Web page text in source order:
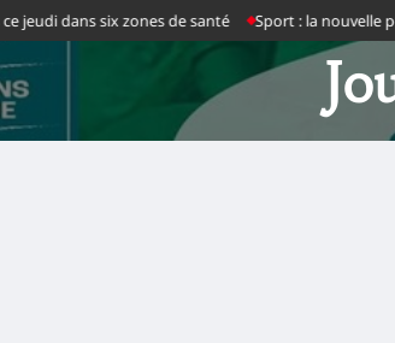
dans six zones de santé Sport : la nouvelle